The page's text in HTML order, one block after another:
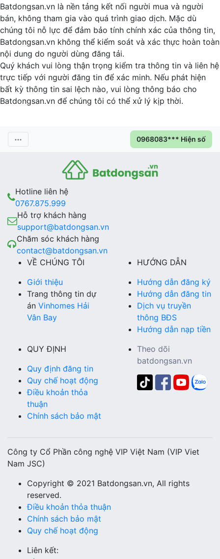
Batdongsan.vn là nền tảng kết nối người mua và người
bán, không tham gia vào quá trình giao dịch. Mặc dù
chúng tôi nỗ lực để đảm bảo tính chính xác của thông tin,
Batdongsan.vn không thể kiểm soát và xác thực hoàn toàn
nội dung do người dùng đăng tải.
Quý khách vui lòng thận trọng kiểm tra thông tin và liên hệ
trực tiếp với người đăng tin để xác minh. Nếu phát hiện
bất kỳ thông tin sai lệch nào, vui lòng thông báo cho
Batdongsan.vn để chúng tôi có thể xử lý kịp thời.
0968083*** Hiện số
Hotline liên hệ
0767.875.999
Hỗ trợ khách hàng
support@batdongsan.vn
Chăm sóc khách hàng
contact@batdongsan.vn
VỀ CHÚNG TÔI
Giới thiệu
Trang thông tin dự
án Vinhomes Hải
Vân Bay
HƯỚNG DẪN
Hướng dẫn đăng ký
Hướng dẫn đăng tin
Dịch vụ truyền
thông BĐS
Hướng dẫn nạp tiền
QUY ĐỊNH
Quy định đăng tin
Quy chế hoạt động
Điều khoản thỏa
thuận
Chính sách bảo mật
Theo dõi
batdongsan.vn
Công ty Cổ Phần công nghệ VIP Việt Nam (VIP Viet
Nam JSC)
Copyright © 2021 Batdongsan.vn, All rights
reserved.
Điều khoản thỏa thuận
Chính sách bảo mật
Quy chế hoạt động
Liên kết: